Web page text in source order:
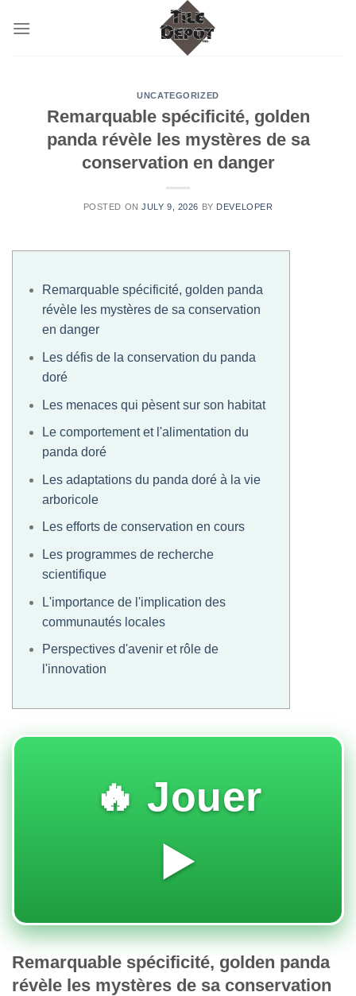
UNCATEGORIZED
Remarquable spécificité, golden
panda révèle les mystères de sa
conservation en danger
POSTED ONJULY 9, 2026 BY DEVELOPER
Remarquable spécificité, golden panda
révèle les mystères de sa conservation
en danger
Les défis de la conservation du panda
doré
Les menaces qui pèsent sur son habitat
Le comportement et l'alimentation du
panda doré
Les adaptations du panda doré à la vie
arboricole
Les efforts de conservation en cours
Les programmes de recherche
scientifique
L'importance de l'implication des
communautés locales
Perspectives d'avenir et rôle de
l'innovation
🔥 Jouer
▶️
Remarquable spécificité, golden panda
révèle les mystères de sa conservation